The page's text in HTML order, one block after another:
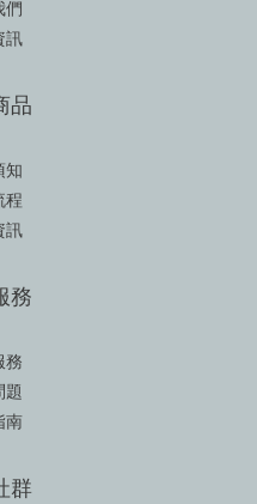
們
訊
品
知
程
訊
務
務
題
南
群